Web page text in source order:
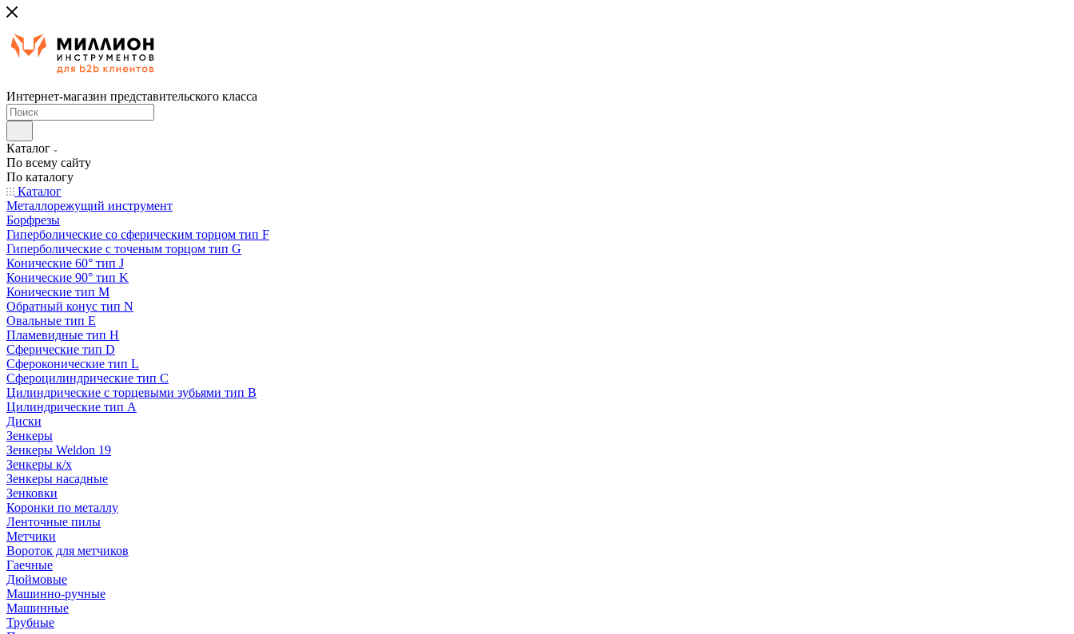
Интернет-магазин представительского класса
Каталог
По всему сайту
По каталогу
Каталог
Металлорежущий инструмент
Борфрезы
Гиперболические cо сферическим торцом тип F
Гиперболические с точеным торцом тип G
Конические 60° тип J
Конические 90° тип K
Конические тип M
Обратный конус тип N
Овальные тип E
Пламевидные тип H
Сферические тип D
Сфероконические тип L
Сфероцилиндрические тип C
Цилиндрические с торцевыми зубьями тип B
Цилиндрические тип А
Диски
Зенкеры
Зенкеры Weldon 19
Зенкеры к/х
Зенкеры насадные
Зенковки
Коронки по металлу
Ленточные пилы
Метчики
Вороток для метчиков
Гаечные
Дюймовые
Машинно-ручные
Машинные
Трубные